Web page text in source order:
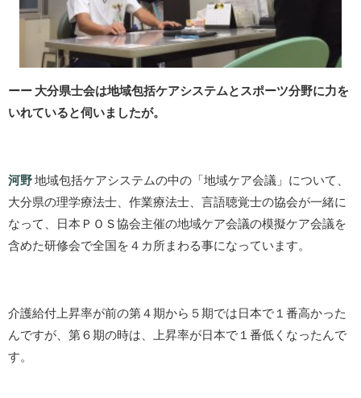
ーー 大分県士会は地域包括ケアシステムとスポーツ分野に力を
いれていると伺いましたが。
河野地域包括ケアシステムの中の「地域ケア会議」について、
大分県の理学療法士、作業療法士、言語聴覚士の協会が一緒に
なって、日本ＰＯＳ協会主催の地域ケア会議の模擬ケア会議を
含めた研修会で全国を４カ所まわる事になっています。
介護給付上昇率が前の第４期から５期では日本で１番高かった
んですが、第６期の時は、上昇率が日本で１番低くなったんで
す。